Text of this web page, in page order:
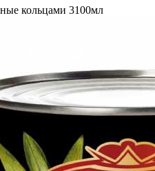
кольцами 3100мл